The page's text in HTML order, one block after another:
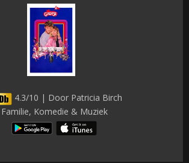
4.3/10 | Door Patricia Birch
Familie, Komedie & Muziek